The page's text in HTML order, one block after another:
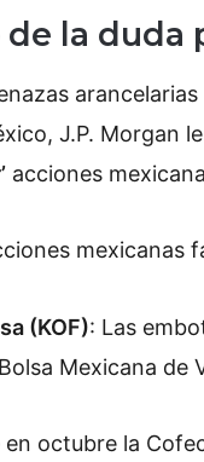
la duda
J.P. Morgan
acciones
mexicanas
(KOF): Las
Mexicana de
en octubre la